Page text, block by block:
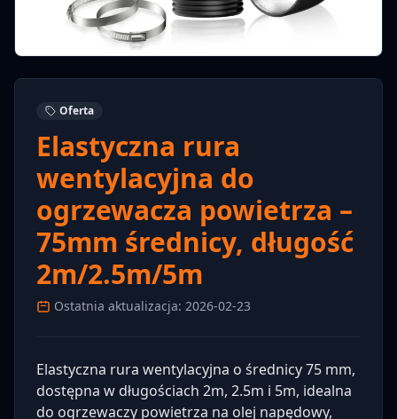
Oferta
Elastyczna rura
wentylacyjna do
ogrzewacza powietrza –
75mm średnicy, długość
2m/2.5m/5m
Ostatnia aktualizacja: 2026-02-23
Elastyczna rura wentylacyjna o średnicy 75 mm,
dostępna w długościach 2m, 2.5m i 5m, idealna
do ogrzewaczy powietrza na olej napędowy,